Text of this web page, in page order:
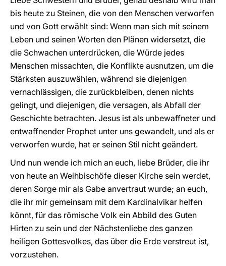
bis heute zu Steinen, die von den Menschen verworfen
und von Gott erwählt sind: Wenn man sich mit seinem
Leben und seinen Worten den Plänen widersetzt, die
die Schwachen unterdrücken, die Würde jedes
Menschen missachten, die Konflikte ausnutzen, um die
Stärksten auszuwählen, während sie diejenigen
vernachlässigen, die zurückbleiben, denen nichts
gelingt, und diejenigen, die versagen, als Abfall der
Geschichte betrachten. Jesus ist als unbewaffneter und
entwaffnender Prophet unter uns gewandelt, und als er
verworfen wurde, hat er seinen Stil nicht geändert.
Und nun wende ich mich an euch, liebe Brüder, die ihr
von heute an Weihbischöfe dieser Kirche sein werdet,
deren Sorge mir als Gabe anvertraut wurde; an euch,
die ihr mir gemeinsam mit dem Kardinalvikar helfen
könnt, für das römische Volk ein Abbild des Guten
Hirten zu sein und der Nächstenliebe des ganzen
heiligen Gottesvolkes, das über die Erde verstreut ist,
vorzustehen.